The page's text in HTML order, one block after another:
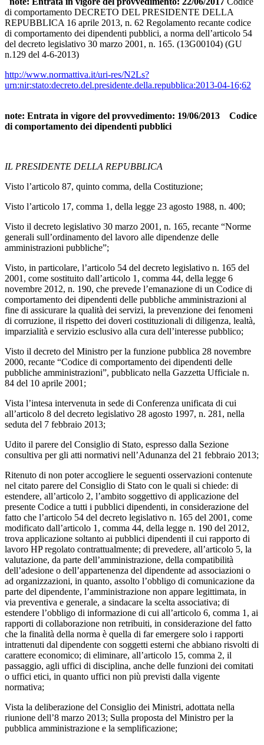
di comportamento DECRETO DEL PRESIDENTE DELLA
REPUBBLICA 16 aprile 2013, n. 62 Regolamento recante codice
di comportamento dei dipendenti pubblici, a norma dell’articolo 54
del decreto legislativo 30 marzo 2001, n. 165. (13G00104) (GU
n.129 del 4-6-2013)
http://www.normattiva.it/uri-res/N2Ls?
urn:nir:stato:decreto.del.presidente.della.repubblica:2013-04-16;62
note: Entrata in vigore del provvedimento: 19/06/2013
Codice
di comportamento dei dipendenti pubblici
IL PRESIDENTE DELLA REPUBBLICA
Visto l’articolo 87, quinto comma, della Costituzione;
Visto l’articolo 17, comma 1, della legge 23 agosto 1988, n. 400;
Visto il decreto legislativo 30 marzo 2001, n. 165, recante “Norme
generali sull’ordinamento del lavoro alle dipendenze delle
amministrazioni pubbliche”;
Visto, in particolare, l’articolo 54 del decreto legislativo n. 165 del
2001, come sostituito dall’articolo 1, comma 44, della legge 6
novembre 2012, n. 190, che prevede l’emanazione di un Codice di
comportamento dei dipendenti delle pubbliche amministrazioni al
fine di assicurare la qualità dei servizi, la prevenzione dei fenomeni
di corruzione, il rispetto dei doveri costituzionali di diligenza, lealtà,
imparzialità e servizio esclusivo alla cura dell’interesse pubblico;
Visto il decreto del Ministro per la funzione pubblica 28 novembre
2000, recante “Codice di comportamento dei dipendenti delle
pubbliche amministrazioni”, pubblicato nella Gazzetta Ufficiale n.
84 del 10 aprile 2001;
Vista l’intesa intervenuta in sede di Conferenza unificata di cui
all’articolo 8 del decreto legislativo 28 agosto 1997, n. 281, nella
seduta del 7 febbraio 2013;
Udito il parere del Consiglio di Stato, espresso dalla Sezione
consultiva per gli atti normativi nell’Adunanza del 21 febbraio 2013;
Ritenuto di non poter accogliere le seguenti osservazioni contenute
nel citato parere del Consiglio di Stato con le quali si chiede: di
estendere, all’articolo 2, l’ambito soggettivo di applicazione del
presente Codice a tutti i pubblici dipendenti, in considerazione del
fatto che l’articolo 54 del decreto legislativo n. 165 del 2001, come
modificato dall’articolo 1, comma 44, della legge n. 190 del 2012,
trova applicazione soltanto ai pubblici dipendenti il cui rapporto di
lavoro HP regolato contrattualmente; di prevedere, all’articolo 5, la
valutazione, da parte dell’amministrazione, della compatibilità
dell’adesione o dell’appartenenza del dipendente ad associazioni o
ad organizzazioni, in quanto, assolto l’obbligo di comunicazione da
parte del dipendente, l’amministrazione non appare legittimata, in
via preventiva e generale, a sindacare la scelta associativa; di
estendere l’obbligo di informazione di cui all’articolo 6, comma 1, ai
rapporti di collaborazione non retribuiti, in considerazione del fatto
che la finalità della norma è quella di far emergere solo i rapporti
intrattenuti dal dipendente con soggetti esterni che abbiano risvolti di
carattere economico; di eliminare, all’articolo 15, comma 2, il
passaggio, agli uffici di disciplina, anche delle funzioni dei comitati
o uffici etici, in quanto uffici non più previsti dalla vigente
normativa;
Vista la deliberazione del Consiglio dei Ministri, adottata nella
riunione dell’8 marzo 2013; Sulla proposta del Ministro per la
pubblica amministrazione e la semplificazione;